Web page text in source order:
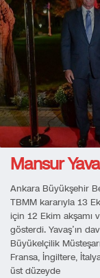
Mansur
Ankara Büyükşehir
TBMM kararıyla 13
için 12 Ekim akşamı
gösterdi. Yavaş’ın
Büyükelçilik
Fransa, İngiltere,
üst düzeyde